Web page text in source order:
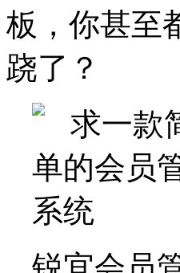
板，你甚至
跷了？